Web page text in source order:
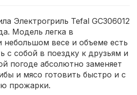
Электрогриль Tefal GC306012
Модель легка в
небольшом весе и объеме есть
с собой в поездку к друзьям и
погоде абсолютно заменяет
и мясо готовить быстро и с
прожарки.